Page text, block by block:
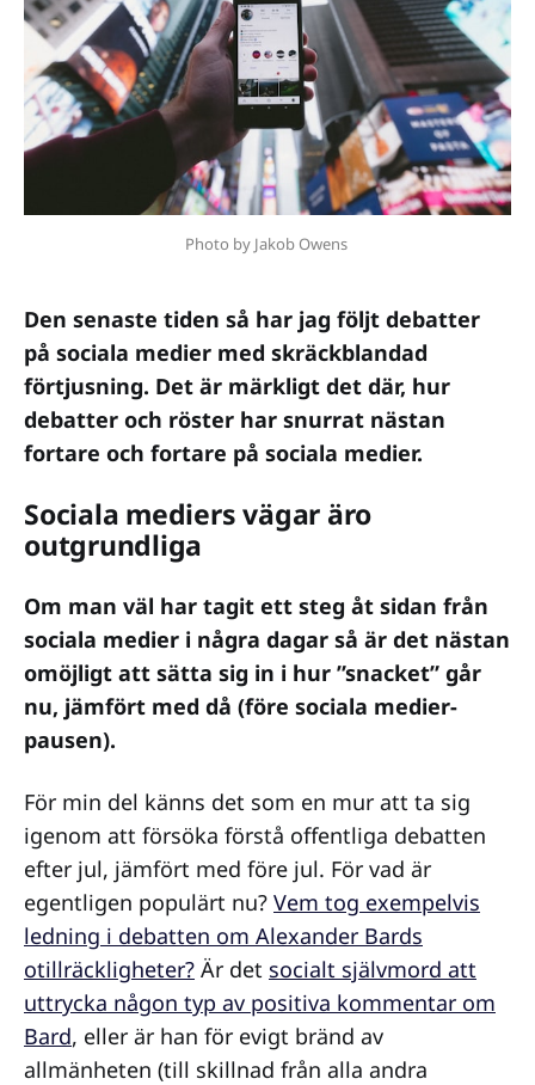
Photo by Jakob Owens
Den senaste tiden så har jag följt debatter
på sociala medier med skräckblandad
förtjusning. Det är märkligt det där, hur
debatter och röster har snurrat nästan
fortare och fortare på sociala medier.
Sociala mediers vägar äro
outgrundliga
Om man väl har tagit ett steg åt sidan från
sociala medier i några dagar så är det nästan
omöjligt att sätta sig in i hur ”snacket” går
nu, jämfört med då (före sociala medier-
pausen).
För min del känns det som en mur att ta sig
igenom att försöka förstå offentliga debatten
efter jul, jämfört med före jul. För vad är
egentligen populärt nu? Vem tog exempelvis
ledning i debatten om Alexander Bards
otillräckligheter? Är det socialt självmord att
uttrycka någon typ av positiva kommentar om
Bard, eller är han för evigt bränd av
allmänheten (till skillnad från alla andra